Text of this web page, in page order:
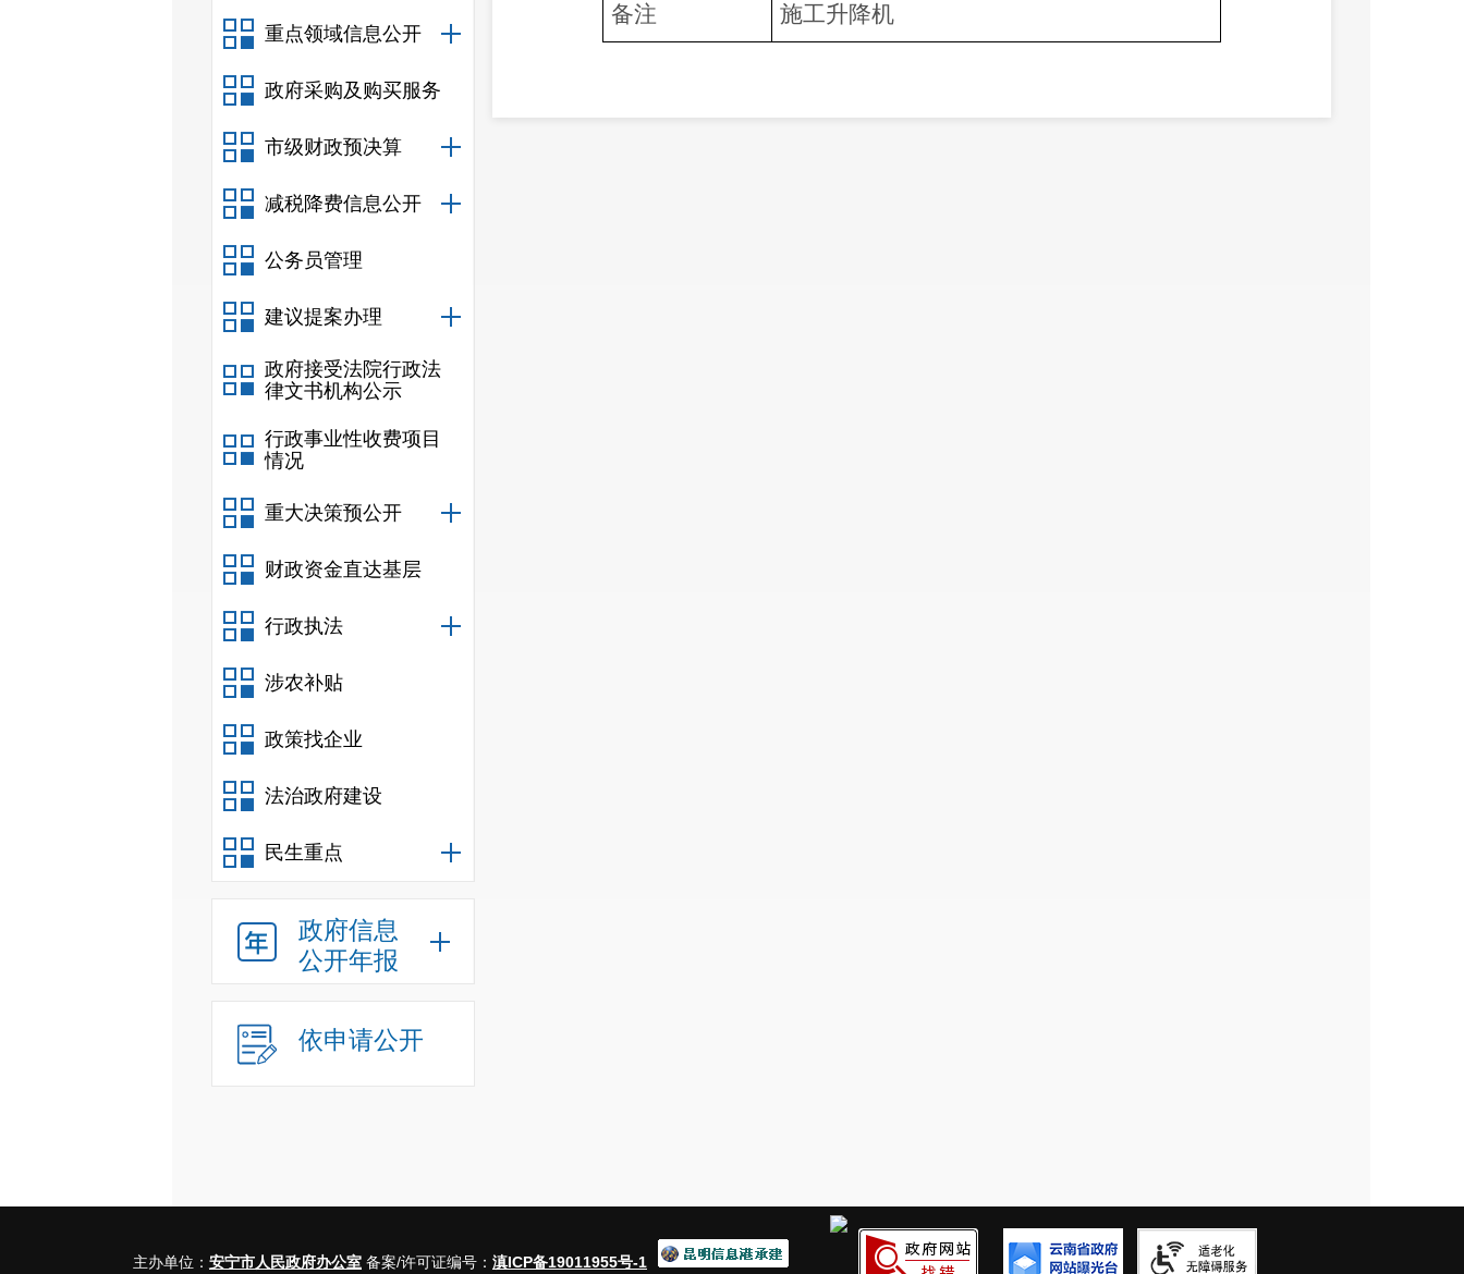
重点领域信息公开
政府采购及购买服务
市级财政预决算
减税降费信息公开
公务员管理
建议提案办理
政府接受法院行政法
律文书机构公示
行政事业性收费项目
情况
重大决策预公开
财政资金直达基层
行政执法
涉农补贴
政策找企业
法治政府建设
民生重点
政府信息
公开年报
依申请公开
备注
施工升降机
主办单位： 安宁市人民政府办公室 备案/许可证编号： 滇ICP备19011955号-1